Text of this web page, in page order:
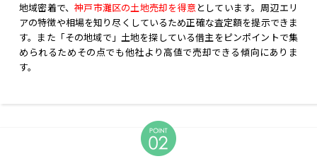
地域密着で、神戸市灘区の土地売却を得意 としています。周辺エリ
アの特徴や相場を知り尽くしているため正確な査定額を提示できま
す。また「その地域で」土地を探している借主をピンポイントで集
められるためその点でも他社より高値で売却できる傾向にありま
す。